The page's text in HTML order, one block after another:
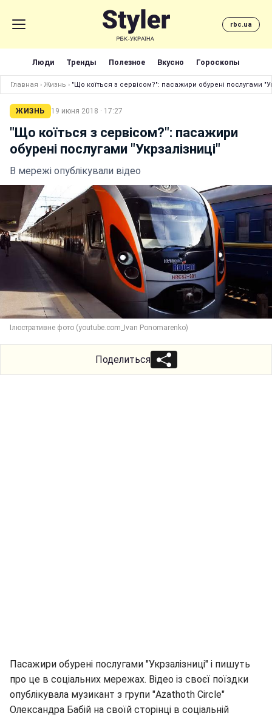
rbc.ua
Люди Тренды Полезное Вкусно Гороскопы
Главная › Жизнь › "Що коїться з сервісом?": пасажири обурені послугами
ЖИЗНЬ 19 июня 2018 · 17:27
"Що коїться з сервісом?": пасажири
обурені послугами "Укрзалізниці"
В мережі опублікували відео
Ілюстративне фото (youtube.com_Ivan Ponomarenko)
Поделиться
Пасажири обурені послугами "Укрзалізниці" і пишуть
про це в соціальних мережах. Відео із своєї поїздки
опублікувала музикант з групи "Azathoth Circle"
Олександра Бабій на своїй сторінці в соціальній